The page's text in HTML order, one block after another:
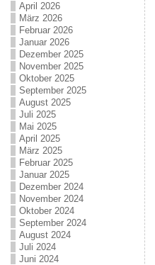
April 2026
März 2026
Februar 2026
Januar 2026
Dezember 2025
November 2025
Oktober 2025
September 2025
August 2025
Juli 2025
Mai 2025
April 2025
März 2025
Februar 2025
Januar 2025
Dezember 2024
November 2024
Oktober 2024
September 2024
August 2024
Juli 2024
Juni 2024